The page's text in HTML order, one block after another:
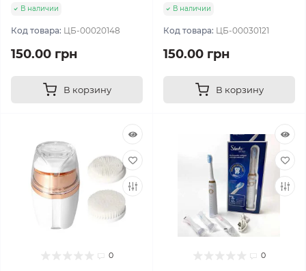
В наличии
Код товара: ЦБ-00020148
150.00 грн
В корзину
В наличии
Код товара: ЦБ-00030121
150.00 грн
В корзину
0 0